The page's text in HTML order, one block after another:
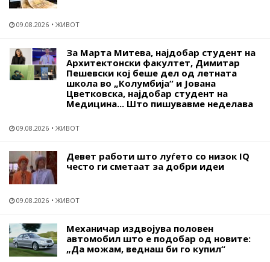
09.08.2026 ЖИВОТ
За Марта Митева, најдобар студент на
Архитектонски факултет, Димитар
Пешевски кој беше дел од летната
школа во „Колумбија“ и Јована
Цветковска, најдобар студент на
Медицина... Што пишувавме неделава
09.08.2026 ЖИВОТ
Девет работи што луѓето со низок IQ
често ги сметаат за добри идеи
09.08.2026 ЖИВОТ
Механичар издвојува половен
автомобил што е подобар од новите:
„Да можам, веднаш би го купил“